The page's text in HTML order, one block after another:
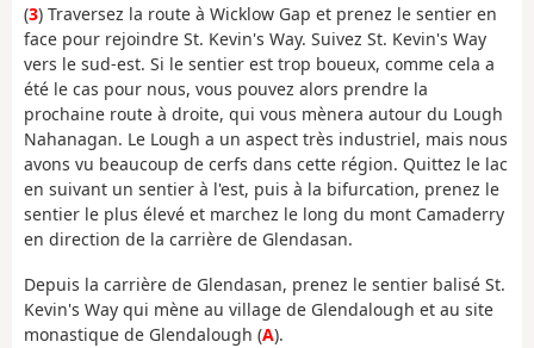
(3) Traversez la route à Wicklow Gap et prenez le sentier en
face pour rejoindre St. Kevin's Way. Suivez St. Kevin's Way
vers le sud-est. Si le sentier est trop boueux, comme cela a
été le cas pour nous, vous pouvez alors prendre la
prochaine route à droite, qui vous mènera autour du Lough
Nahanagan. Le Lough a un aspect très industriel, mais nous
avons vu beaucoup de cerfs dans cette région. Quittez le lac
en suivant un sentier à l'est, puis à la bifurcation, prenez le
sentier le plus élevé et marchez le long du mont Camaderry
en direction de la carrière de Glendasan.
Depuis la carrière de Glendasan, prenez le sentier balisé St.
Kevin's Way qui mène au village de Glendalough et au site
monastique de Glendalough (A).